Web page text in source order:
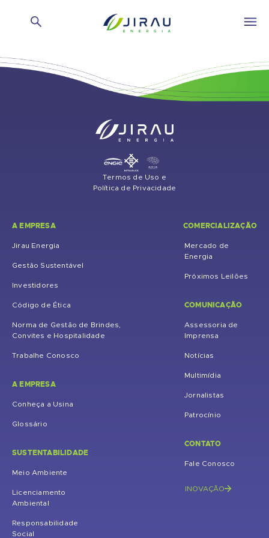
Rio Madeira – 17/10
Termos de Uso e
Política de Privacidade
A EMPRESA
Jirau Energia
Gestão Sustentável
Investidores
Código de Ética
Norma de Gestão de Brindes,
Convites e Hospitalidade
Trabalhe Conosco
A EMPRESA
Conheça a Usina
Glossário
SUSTENTABILIDADE
Meio Ambiente
Licenciamento
Ambiental
Responsabilidade
Social
COMERCIALIZAÇÃO
Mercado de
Energia
Próximos Leilões
COMUNICAÇÃO
Assessoria de
Imprensa
Notícias
Multimídia
Jornalistas
Patrocínio
CONTATO
Fale Conosco
INOVAÇÃO